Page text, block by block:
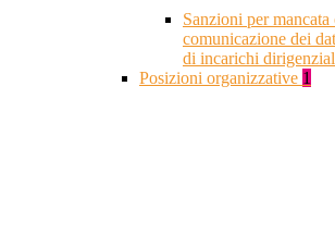
Sanzioni per
comunicazione dei
di incarichi
Posizioni organizzative 1